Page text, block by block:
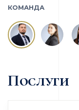
КОМАНДА
Послуги